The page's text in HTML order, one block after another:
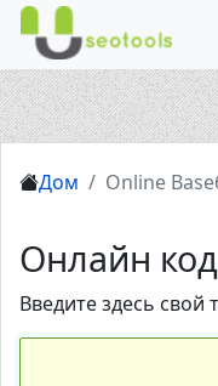
Дом Online
Онлайн
Введите здесь свой